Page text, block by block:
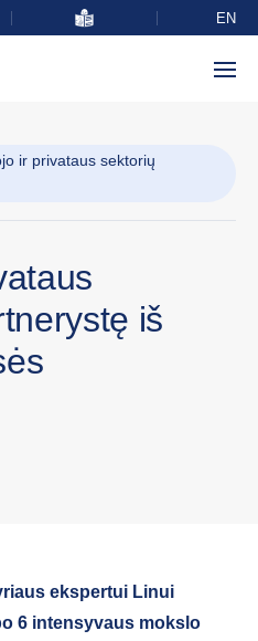
EN
ir privataus sektorių
iš
ekspertui Linui
6 intensyvaus mokslo